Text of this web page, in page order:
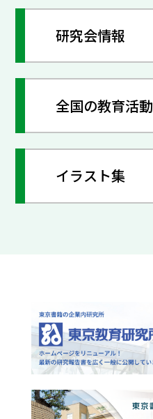
研究会情報
全国の教育活動
イラスト集